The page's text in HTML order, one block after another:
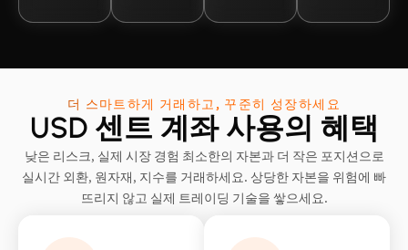
더 스마트하게 거래하고, 꾸준히 성장하세요
USD 센트 계좌 사용의 혜택
낮은 리스크, 실제 시장 경험 최소한의 자본과 더 작은 포지션으로
실시간 외환, 원자재, 지수를 거래하세요. 상당한 자본을 위험에 빠
뜨리지 않고 실제 트레이딩 기술을 쌓으세요.